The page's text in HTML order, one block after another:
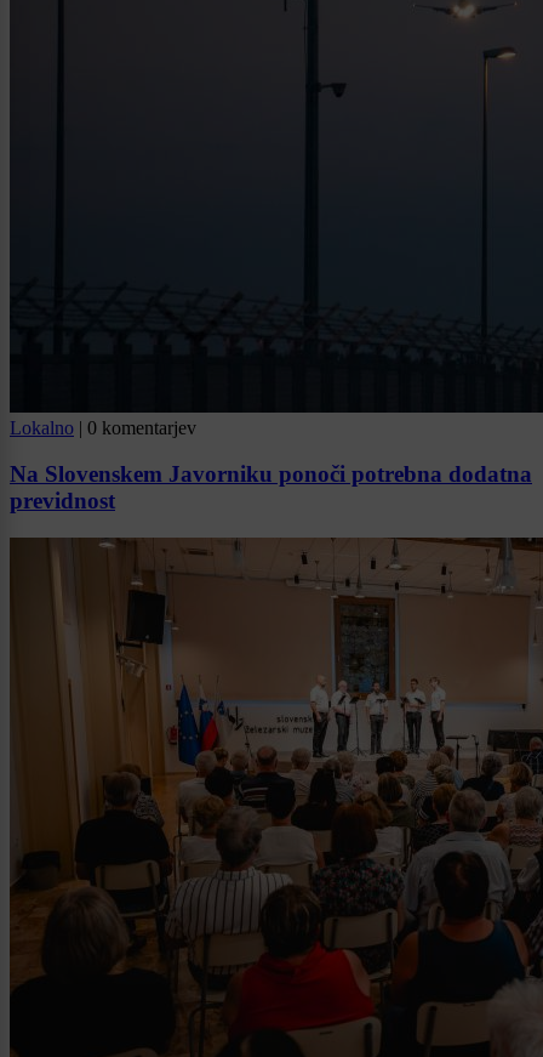
Lokalno | 0 komentarjev
Na Slovenskem Javorniku ponoči potrebna dodatna
previdnost